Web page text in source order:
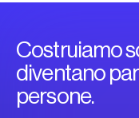
Costruiamo
diventano
persone.